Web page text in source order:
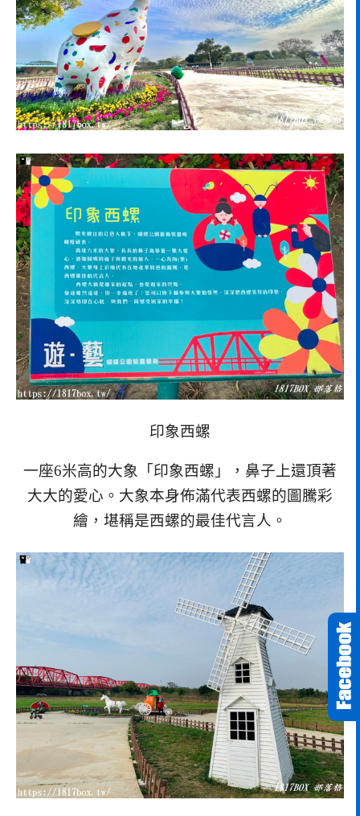
印象西螺
一座6米高的大象「印象西螺」，鼻子上還頂著
大大的愛心。大象本身佈滿代表西螺的圖騰彩
繪，堪稱是西螺的最佳代言人。